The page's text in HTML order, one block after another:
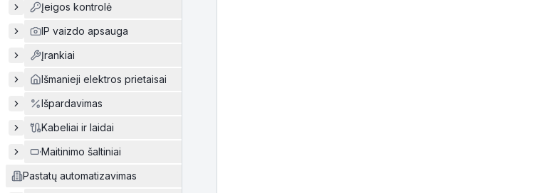
Įeigos kontrolė
IP vaizdo apsauga
Įrankiai
Išmanieji elektros prietaisai
Išpardavimas
Kabeliai ir laidai
Maitinimo šaltiniai
Pastatų automatizavimas